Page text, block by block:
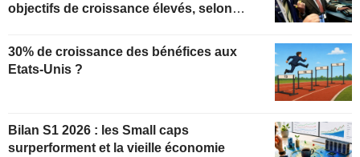
objectifs de croissance élevés, selon
30% de croissance des bénéfices aux
Etats-Unis ?
Bilan S1 2026 : les Small caps
surperforment et la vieille économie